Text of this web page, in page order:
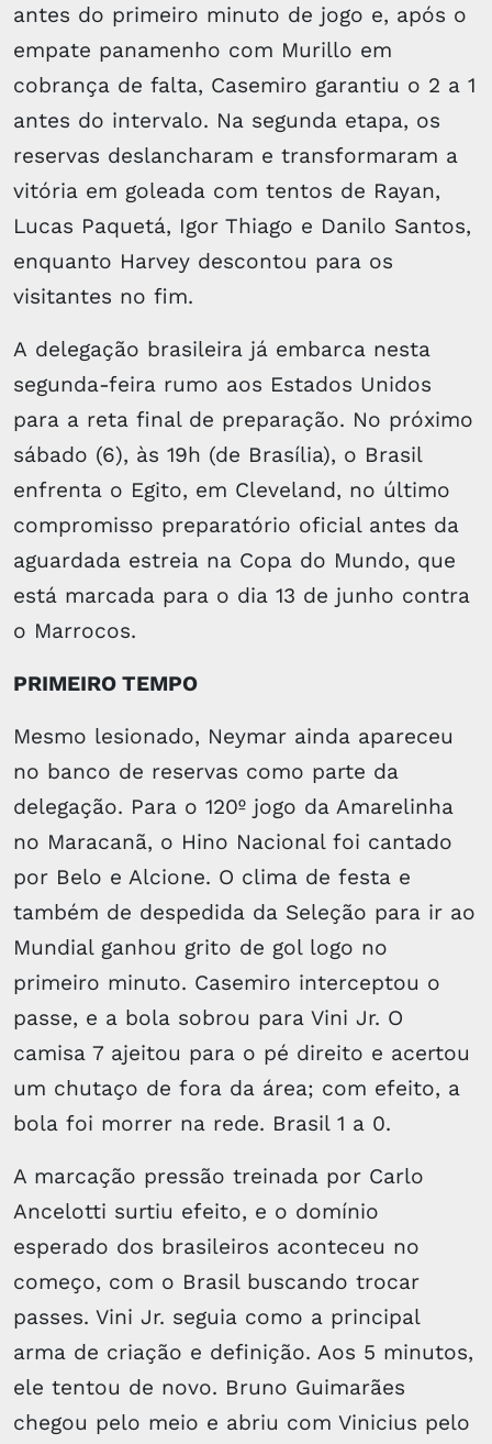
antes do primeiro minuto de jogo e, após o
empate panamenho com Murillo em
cobrança de falta, Casemiro garantiu o 2 a 1
antes do intervalo. Na segunda etapa, os
reservas deslancharam e transformaram a
vitória em goleada com tentos de Rayan,
Lucas Paquetá, Igor Thiago e Danilo Santos,
enquanto Harvey descontou para os
visitantes no fim.
A delegação brasileira já embarca nesta
segunda-feira rumo aos Estados Unidos
para a reta final de preparação. No próximo
sábado (6), às 19h (de Brasília), o Brasil
enfrenta o Egito, em Cleveland, no último
compromisso preparatório oficial antes da
aguardada estreia na Copa do Mundo, que
está marcada para o dia 13 de junho contra
o Marrocos.
PRIMEIRO TEMPO
Mesmo lesionado, Neymar ainda apareceu
no banco de reservas como parte da
delegação. Para o 120º jogo da Amarelinha
no Maracanã, o Hino Nacional foi cantado
por Belo e Alcione. O clima de festa e
também de despedida da Seleção para ir ao
Mundial ganhou grito de gol logo no
primeiro minuto. Casemiro interceptou o
passe, e a bola sobrou para Vini Jr. O
camisa 7 ajeitou para o pé direito e acertou
um chutaço de fora da área; com efeito, a
bola foi morrer na rede. Brasil 1 a 0.
A marcação pressão treinada por Carlo
Ancelotti surtiu efeito, e o domínio
esperado dos brasileiros aconteceu no
começo, com o Brasil buscando trocar
passes. Vini Jr. seguia como a principal
arma de criação e definição. Aos 5 minutos,
ele tentou de novo. Bruno Guimarães
chegou pelo meio e abriu com Vinicius pelo